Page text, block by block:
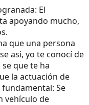
El
apoyando mucho,
que una persona
asi, yo te conocí de
que te ha
la actuación de
Se
vehículo de